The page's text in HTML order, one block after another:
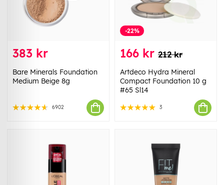
383 kr
Bare Minerals Foundation
Medium Beige 8g
6902
-22%
166 kr 212 kr
Artdeco Hydra Mineral
Compact Foundation 10 g
#65 Sl14
3